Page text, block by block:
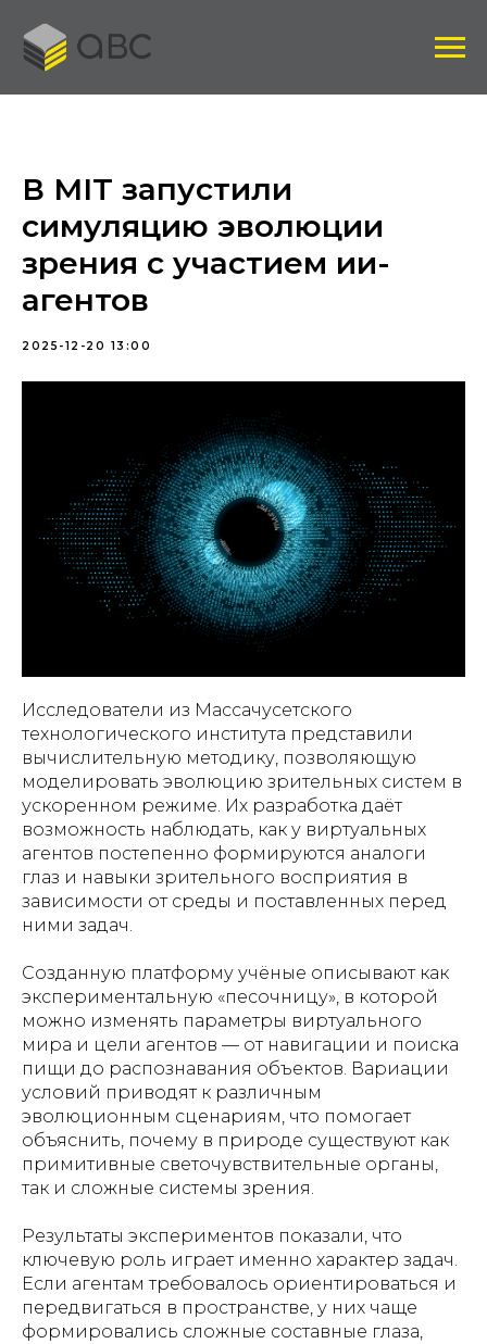
В MIT запустили
симуляцию эволюции
зрения с участием ии-
агентов
2025-12-20 13:00
Исследователи из Массачусетского
технологического института представили
вычислительную методику, позволяющую
моделировать эволюцию зрительных систем в
ускоренном режиме. Их разработка даёт
возможность наблюдать, как у виртуальных
агентов постепенно формируются аналоги
глаз и навыки зрительного восприятия в
зависимости от среды и поставленных перед
ними задач.
Созданную платформу учёные описывают как
экспериментальную «песочницу», в которой
можно изменять параметры виртуального
мира и цели агентов — от навигации и поиска
пищи до распознавания объектов. Вариации
условий приводят к различным
эволюционным сценариям, что помогает
объяснить, почему в природе существуют как
примитивные светочувствительные органы,
так и сложные системы зрения.
Результаты экспериментов показали, что
ключевую роль играет именно характер задач.
Если агентам требовалось ориентироваться и
передвигаться в пространстве, у них чаще
формировались сложные составные глаза,